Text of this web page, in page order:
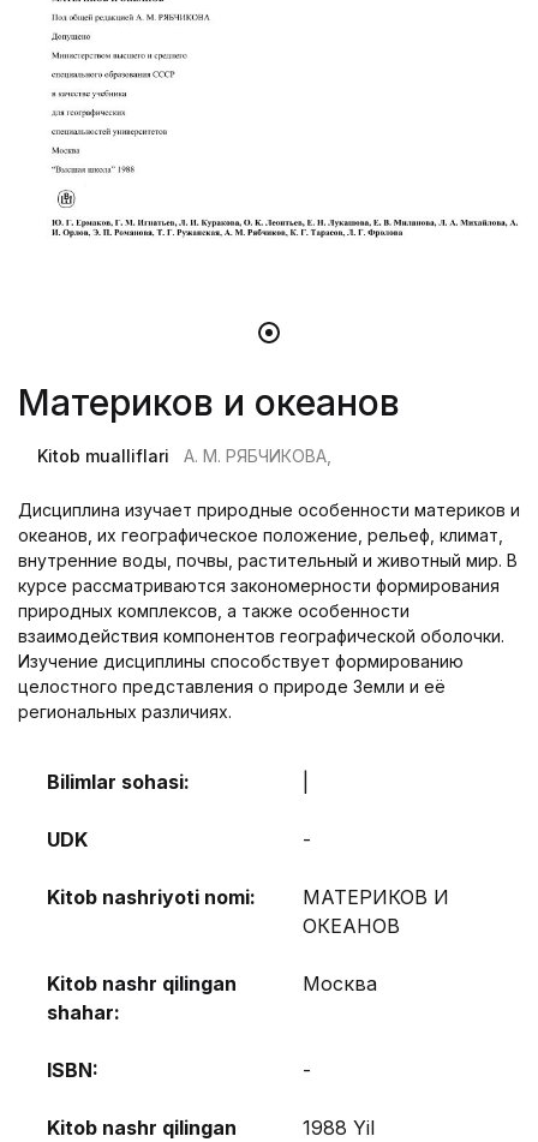
Материков и океанов
Kitob mualliflari А. М. РЯБЧИКОВА,
Дисциплина изучает природные особенности материков и
океанов, их географическое положение, рельеф, климат,
внутренние воды, почвы, растительный и животный мир. В
курсе рассматриваются закономерности формирования
природных комплексов, а также особенности
взаимодействия компонентов географической оболочки.
Изучение дисциплины способствует формированию
целостного представления о природе Земли и её
региональных различиях.
Bilimlar sohasi:
UDK -
Kitob nashriyoti nomi:
МАТЕРИКОВ И
ОКЕАНОВ
Kitob nashr qilingan
shahar:
Москва
ISBN: -
Kitob nashr qilingan
1988 Yil